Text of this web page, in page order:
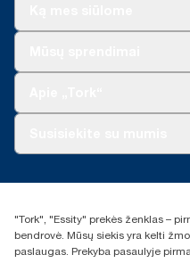
+370 5 268 3455
UAB Essity Lithuania
Naugarduko g. 98
LT-03160 Vilnius, Lietuva
"Tork", "Essity" prekės ženklas –
bendrovė. Mūsų siekis yra kelti
paslaugas. Prekyba pasaulyje